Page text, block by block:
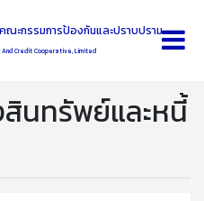
ะกรรมการป้องกันและปราบปราม
Credit Cooperative, Limited
นทรัพย์และหนี้